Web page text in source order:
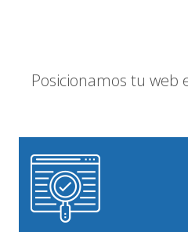
Posicionamos tu web